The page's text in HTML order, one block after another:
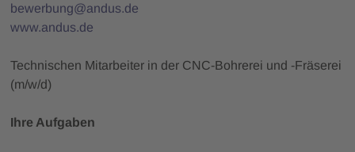
bewerbung@andus.de
www.andus.de
Technischen Mitarbeiter in der CNC-Bohrerei und -Fräserei
(m/w/d)
Ihre Aufgaben